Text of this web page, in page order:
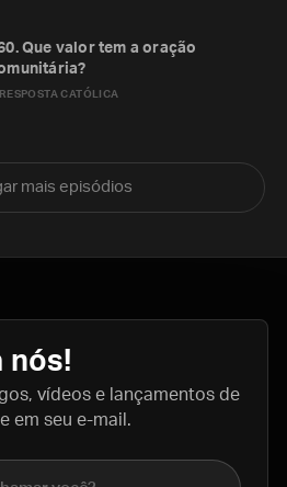
CATÓLICA
Que valor tem a oração
mais episódios
nós!
vídeos e lançamentos de
em seu e-mail.